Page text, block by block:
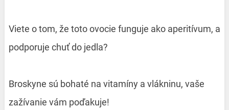
Viete o tom, že toto ovocie funguje ako aperitívum, a
podporuje chuť do jedla?
Broskyne sú bohaté na vitamíny a vlákninu, vaše
zažívanie vám poďakuje!